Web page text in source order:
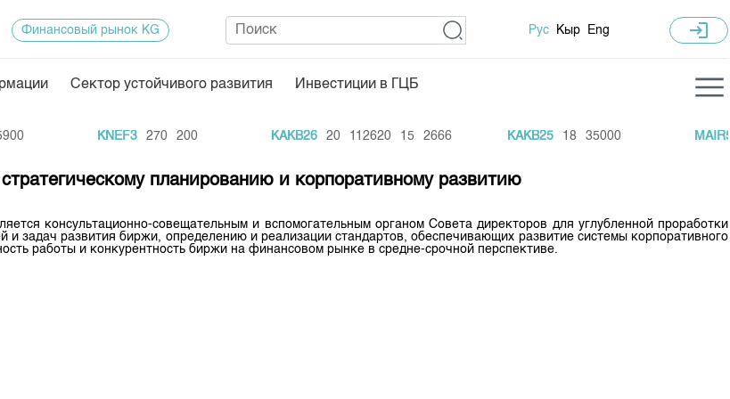
Депозитарная деятельность
Центр раскрытия информации
Архив торгов
Индекс и Капитализация
Котировки по ЦБ
Финансовый рынок KG Рус Кыр Eng login
Сектор устойчивого развития Инвестиции в ГЦБ
KNEF3 270 200 KAKB26 20 112620 15 2666 KAKB25 18 35000 MAIR5
планированию и корпоративному развитию
консультационно-совещательным и вспомогательным органом Совета директоров для углубленной проработки
и задач развития биржи, определению и реализации стандартов, обеспечивающих развитие системы корпоративного
работы и конкурентность биржи на финансовом рынке в средне-срочной перспективе.